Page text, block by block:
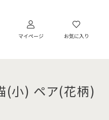
マイページ お気に入り
(小) ペア(花柄)